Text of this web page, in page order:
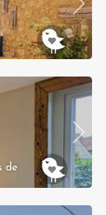
de